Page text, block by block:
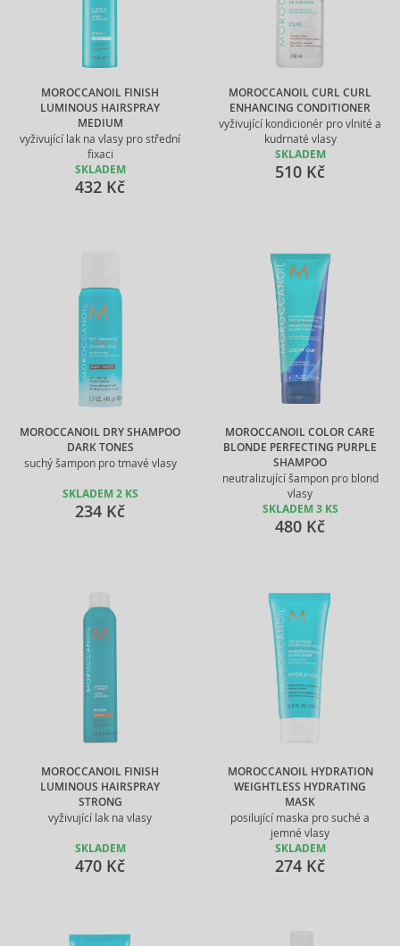
MOROCCANOIL FINISH
LUMINOUS HAIRSPRAY
MEDIUM
vyživující lak na vlasy pro střední
fixaci
SKLADEM
432 Kč
MOROCCANOIL CURL CURL
ENHANCING CONDITIONER
vyživující kondicionér pro vlnité a
kudrnaté vlasy
SKLADEM
510 Kč
MOROCCANOIL DRY SHAMPOO
DARK TONES
suchý šampon pro tmavé vlasy
SKLADEM 2 KS
234 Kč
MOROCCANOIL COLOR CARE
BLONDE PERFECTING PURPLE
SHAMPOO
neutralizující šampon pro blond
vlasy
SKLADEM 3 KS
480 Kč
MOROCCANOIL FINISH
LUMINOUS HAIRSPRAY
STRONG
vyživující lak na vlasy
SKLADEM
470 Kč
MOROCCANOIL HYDRATION
WEIGHTLESS HYDRATING
MASK
posilující maska pro suché a
jemné vlasy
SKLADEM
274 Kč